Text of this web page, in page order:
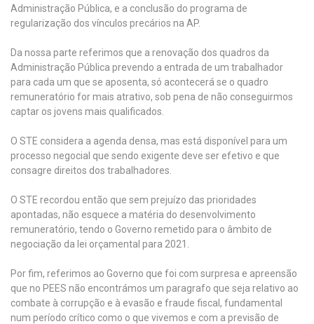
Administração Pública, e a conclusão do programa de
regularização dos vínculos precários na AP.
Da nossa parte referimos que a renovação dos quadros da
Administração Pública prevendo a entrada de um trabalhador
para cada um que se aposenta, só acontecerá se o quadro
remuneratório for mais atrativo, sob pena de não conseguirmos
captar os jovens mais qualificados.
O STE considera a agenda densa, mas está disponível para um
processo negocial que sendo exigente deve ser efetivo e que
consagre direitos dos trabalhadores.
O STE recordou então que sem prejuízo das prioridades
apontadas, não esquece a matéria do desenvolvimento
remuneratório, tendo o Governo remetido para o âmbito de
negociação da lei orçamental para 2021.
Por fim, referimos ao Governo que foi com surpresa e apreensão
que no PEES não encontrámos um paragrafo que seja relativo ao
combate à corrupção e à evasão e fraude fiscal, fundamental
num período crítico como o que vivemos e com a previsão de